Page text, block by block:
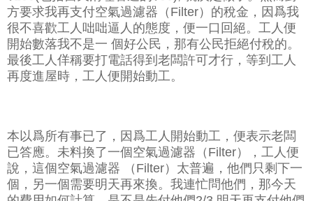
方要求我再支付空氣過濾器（Filter）的稅金，因爲我
很不喜歡工人咄咄逼人的態度，便一口回絕。工人便
開始數落我不是一 個好公民，那有公民拒絕付稅的。
最後工人佯稱要打電話得到老闆許可才行，等到工人
再度進屋時，工人便開始動工。
本以爲所有事已了，因爲工人開始動工，便表示老闆
已答應。未料換了一個空氣過濾器（Filter），工人便
說，這個空氣過濾器 （Filter）太普遍，他們只剩下一
個，另一個需要明天再來換。我連忙問他們，那今天